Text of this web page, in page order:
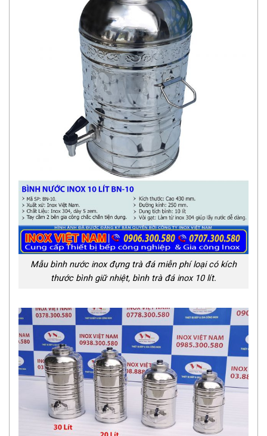
Mẫu bình nước inox đựng trà đá miễn phí loại có kích
thước bình giữ nhiệt, bình trà đá inox 10 lít.